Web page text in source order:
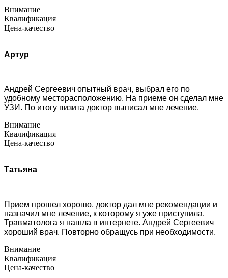
Внимание
Квалификация
Цена-качество
Артур
Андрей Сергеевич опытный врач, выбрал его по
удобному месторасположению. На приеме он сделал мне
УЗИ. По итогу визита доктор выписал мне лечение.
Внимание
Квалификация
Цена-качество
Татьяна
Прием прошел хорошо, доктор дал мне рекомендации и
назначил мне лечение, к которому я уже приступила.
Травматолога я нашла в интернете. Андрей Сергеевич
хороший врач. Повторно обращусь при необходимости.
Внимание
Квалификация
Цена-качество